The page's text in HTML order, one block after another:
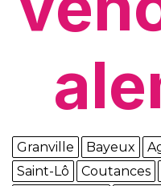
Granville Bayeux
Saint-Lô
Coutances